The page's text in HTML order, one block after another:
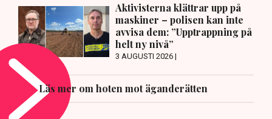
Aktivisterna klättrar upp på
maskiner – polisen kan inte
avvisa dem: ”Upptrappning på
helt ny nivå”
3 AUGUSTI 2026 |
Läs mer om hoten mot äganderätten